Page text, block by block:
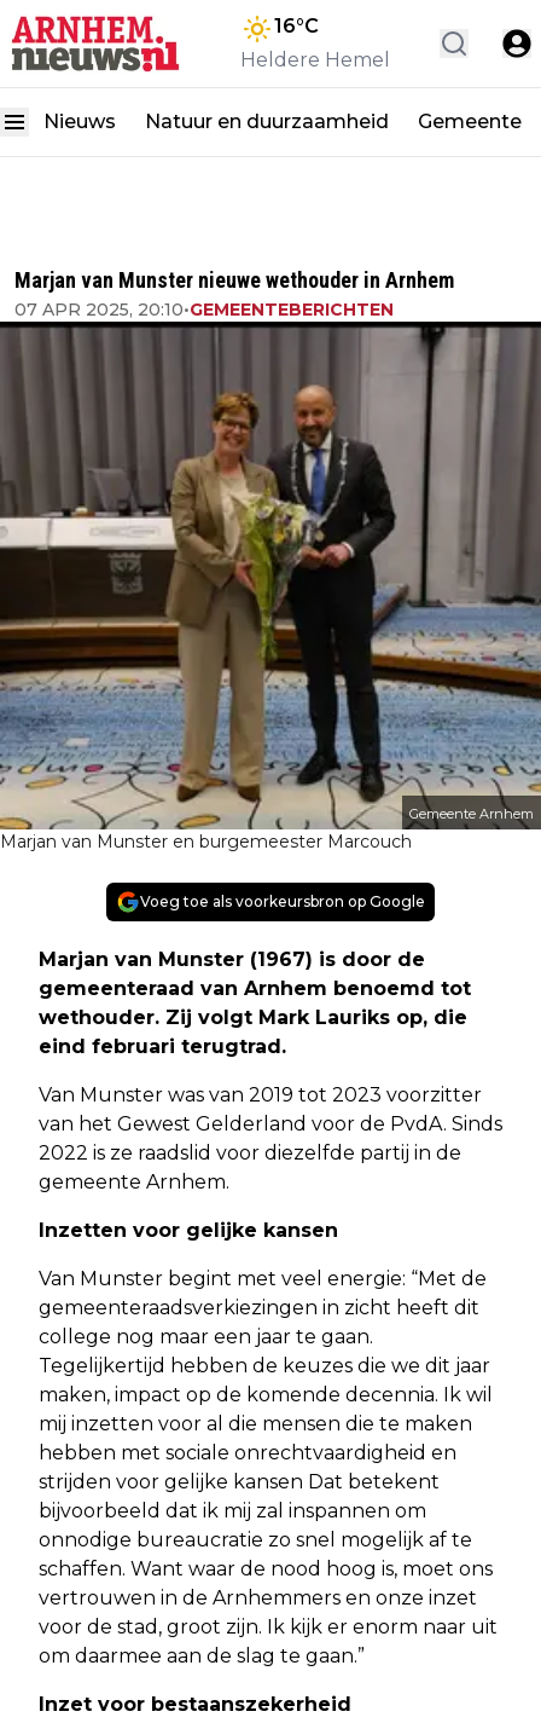
16°C
Heldere Hemel
Nieuws Natuur en duurzaamheid Gemeente
Marjan van Munster nieuwe wethouder in Arnhem
07 APR 2025, 20:10•GEMEENTEBERICHTEN
Gemeente Arnhem
Marjan van Munster en burgemeester Marcouch
Voeg toe als voorkeursbron op Google
Marjan van Munster (1967) is door de
gemeenteraad van Arnhem benoemd tot
wethouder. Zij volgt Mark Lauriks op, die
eind februari terugtrad.
Van Munster was van 2019 tot 2023 voorzitter
van het Gewest Gelderland voor de PvdA. Sinds
2022 is ze raadslid voor diezelfde partij in de
gemeente Arnhem.
Inzetten voor gelijke kansen
Van Munster begint met veel energie: “Met de
gemeenteraadsverkiezingen in zicht heeft dit
college nog maar een jaar te gaan.
Tegelijkertijd hebben de keuzes die we dit jaar
maken, impact op de komende decennia. Ik wil
mij inzetten voor al die mensen die te maken
hebben met sociale onrechtvaardigheid en
strijden voor gelijke kansen Dat betekent
bijvoorbeeld dat ik mij zal inspannen om
onnodige bureaucratie zo snel mogelijk af te
schaffen. Want waar de nood hoog is, moet ons
vertrouwen in de Arnhemmers en onze inzet
voor de stad, groot zijn. Ik kijk er enorm naar uit
om daarmee aan de slag te gaan.”
Inzet voor bestaanszekerheid